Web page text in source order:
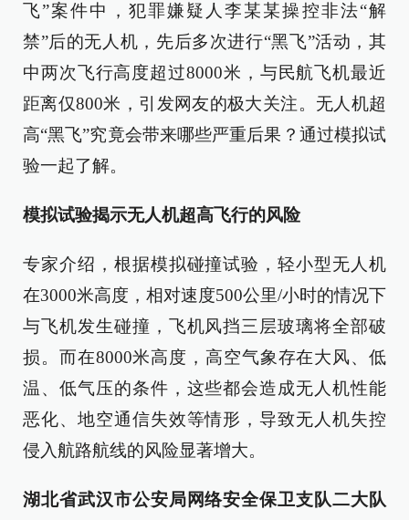
飞”案件中，犯罪嫌疑人李某某操控非法“解
禁”后的无人机，先后多次进行“黑飞”活动，其
中两次飞行高度超过8000米，与民航飞机最近
距离仅800米，引发网友的极大关注。无人机超
高“黑飞”究竟会带来哪些严重后果？通过模拟试
验一起了解。
模拟试验揭示无人机超高飞行的风险
专家介绍，根据模拟碰撞试验，轻小型无人机
在3000米高度，相对速度500公里/小时的情况下
与飞机发生碰撞，飞机风挡三层玻璃将全部破
损。而在8000米高度，高空气象存在大风、低
温、低气压的条件，这些都会造成无人机性能
恶化、地空通信失效等情形，导致无人机失控
侵入航路航线的风险显著增大。
湖北省武汉市公安局网络安全保卫支队二大队